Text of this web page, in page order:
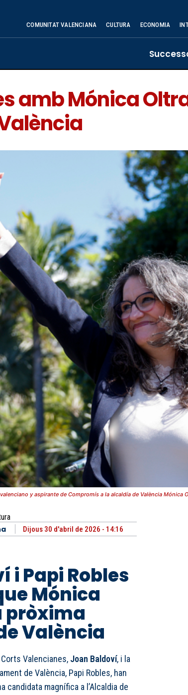
COMUNITAT VALENCIANA CULTURA ECONOMIA
amb Mónica
y aspirante de Compromís a la alcaldía de València Mónica
Dijous 30 d'abril de 2026 - 14:16
i Papi Robles
Mónica
pròxima
València
Valencianes, Joan Baldoví, i la
de València, Papi Robles, han
candidata magnífica a l’Alcaldia de